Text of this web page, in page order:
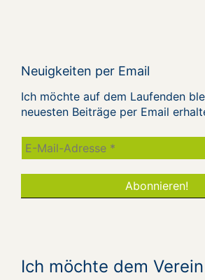
Neuigkeiten per Email
Ich möchte auf dem Laufenden
neuesten Beiträge per Email
Ich möchte dem